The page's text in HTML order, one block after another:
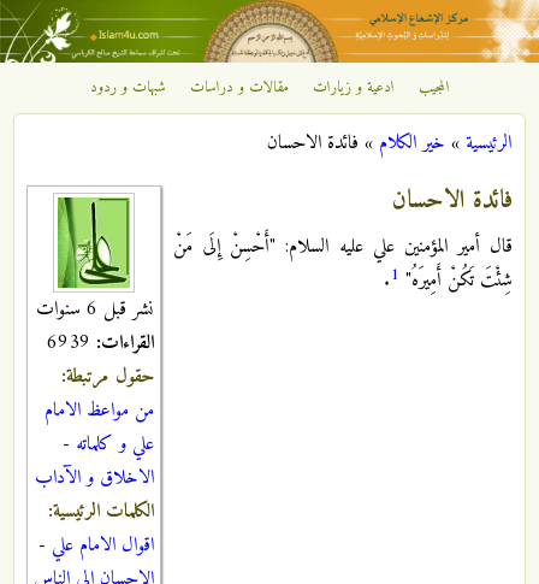
تجاوز إلى المحتوى الرئيسي
مركز
الإشعاع
الإسلامي
المجيب ادعية و زيارات مقالات و دراسات شبهات و ردود
أنت هنا
الرئيسية» خير الكلام » فائدة الاحسان
نشر قبل 6 سنوات
القراءات:
حقول مرتبطة:
من مواعظ الامام
علي و كلماته -
الاخلاق و الآداب
الكلمات الرئيسية:
اقوال الامام علي -
فائدة الاحسان
قال أمير المؤمنين علي عليه السلام: "أَحْسِنْ إِلَى مَنْ
شِئْتَ تَكُنْ أَمِيرَهُ" 1
.